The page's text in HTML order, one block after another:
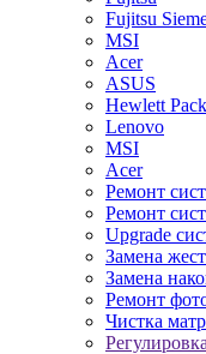
Fujitsu
MSI
Acer
ASUS
Hewlett
Lenovo
MSI
Acer
Ремонт
Ремонт
Upgrade
Замена
Замена
Ремонт
Чистка
Регулировка